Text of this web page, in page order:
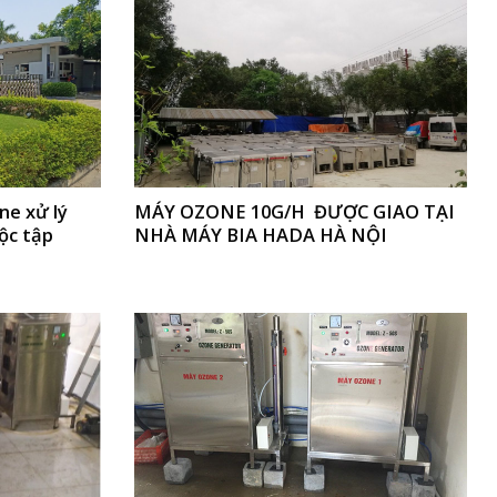
xử lý
tập
MÁY OZONE 10G/H ĐƯỢC GIAO TẠI
NHÀ MÁY BIA HADA HÀ NỘI